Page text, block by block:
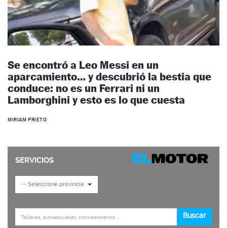
Se encontró a Leo Messi en un
aparcamiento… y descubrió la bestia que
conduce: no es un Ferrari ni un
Lamborghini y esto es lo que cuesta
MIRIAM PRIETO